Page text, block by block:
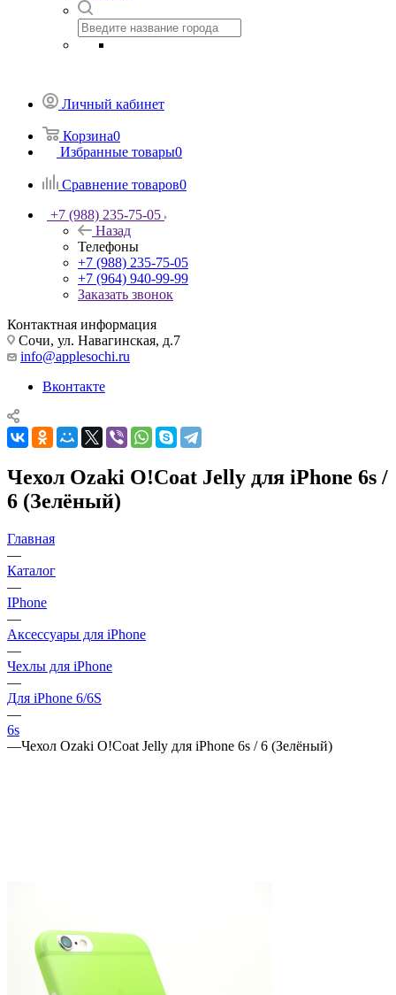
Личный кабинет
Корзина0
Избранные товары0
Сравнение товаров0
+7 (988) 235-75-05
Назад
Телефоны
+7 (988) 235-75-05
+7 (964) 940-99-99
Заказать звонок
Контактная информация
Сочи, ул. Навагинская, д.7
info@applesochi.ru
Вконтакте
Чехол Ozaki O!Coat Jelly для iPhone 6s /
6 (Зелёный)
Главная
—
Каталог
—
IPhone
—
Аксессуары для iPhone
—
Чехлы для iPhone
—
Для iPhone 6/6S
—
6s
—Чехол Ozaki O!Coat Jelly для iPhone 6s / 6 (Зелёный)